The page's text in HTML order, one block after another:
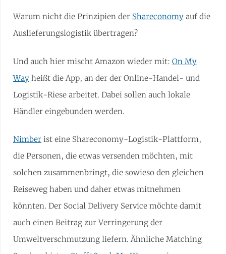
Warum nicht die Prinzipien der Shareconomy auf die
Auslieferungslogistik übertragen?
Und auch hier mischt Amazon wieder mit:On My
Way heißt die App, an der der Online-Handel- und
Logistik-Riese arbeitet. Dabei sollen auch lokale
Händler eingebunden werden.
Nimber ist eine Shareconomy-Logistik-Plattform,
die Personen, die etwas versenden möchten, mit
solchen zusammenbringt, die sowieso den gleichen
Reiseweg haben und daher etwas mitnehmen
könnten. Der Social Delivery Service möchte damit
auch einen Beitrag zur Verringerung der
Umweltverschmutzung liefern. Ähnliche Matching